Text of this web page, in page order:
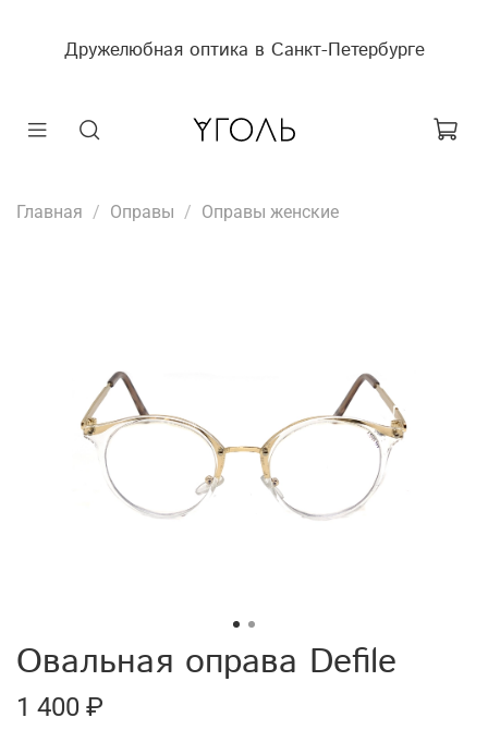
Дружелюбная оптика в Санкт-Петербурге
Главная Оправы Оправы женские
Овальная оправа Defile
1 400 ₽